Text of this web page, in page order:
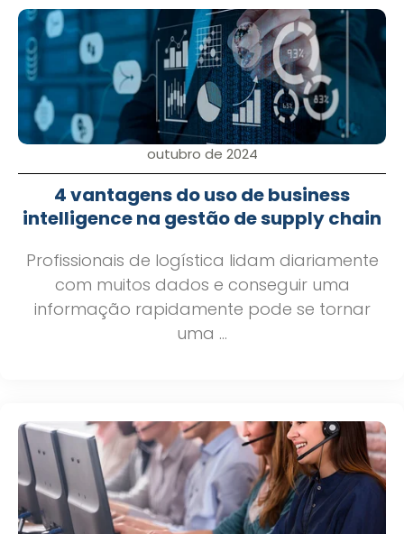
outubro de 2024
4 vantagens do uso de business
intelligence na gestão de supply chain
Profissionais de logística lidam diariamente
com muitos dados e conseguir uma
informação rapidamente pode se tornar
uma ...